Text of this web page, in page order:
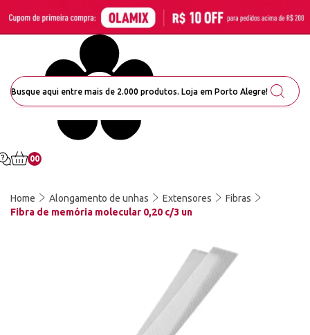
00
Home Alongamento de unhas Extensores
Fibras
Fibra de memória molecular 0,20 c/3 un